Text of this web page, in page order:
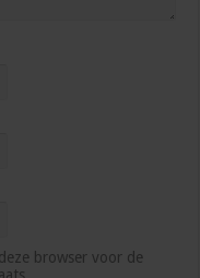
browser voor de